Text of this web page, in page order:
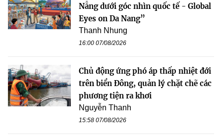
Nẵng dưới góc nhìn quốc tế - Global
Eyes on Da Nang”
Thanh Nhung
16:00 07/08/2026
Chủ động ứng phó áp thấp nhiệt đới
trên biển Đông, quản lý chặt chẽ các
phương tiện ra khơi
Nguyễn Thanh
15:58 07/08/2026